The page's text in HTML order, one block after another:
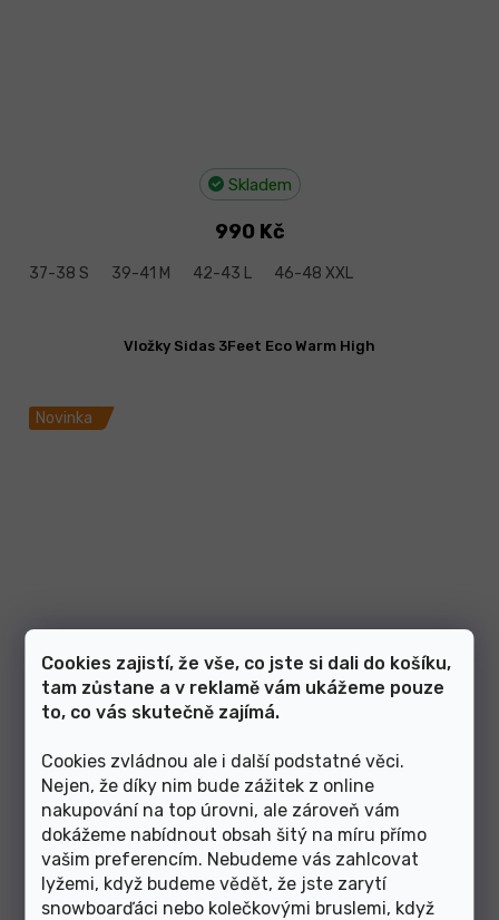
Cookies zajistí, že vše, co jste si dali do košíku,
tam zůstane a v reklamě vám ukážeme pouze
to, co vás skutečně zajímá.
Cookies zvládnou ale i další podstatné věci.
Nejen, že díky nim bude zážitek z online
nakupování na top úrovni, ale zároveň vám
dokážeme nabídnout obsah šitý na míru přímo
vašim preferencím. Nebudeme vás zahlcovat
lyžemi, když budeme vědět, že jste zarytí
snowboarďáci nebo kolečkovými bruslemi, když
Skladem
990 Kč
37-38 S 39-41 M 42-43 L 46-48 XXL
Novinka
Vložky Sidas 3Feet Eco Warm High
Skladem
1 250 Kč
37-38 S 39-41 M 42-43 L 44-45 XL 46-47 XXL